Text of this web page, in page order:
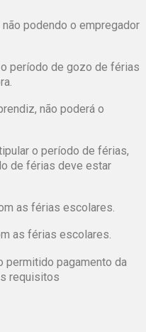
podendo o empregador
período de gozo de férias
não poderá o
o período de férias,
de férias deve estar
as férias escolares.
as férias escolares.
permitido pagamento da
requisitos